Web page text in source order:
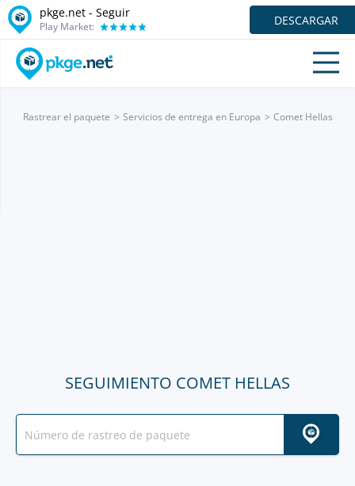
pkge.net - Seguir
Play Market: DESCARGAR
Rastrear el paquete Servicios de entrega en Europa Comet Hellas
SEGUIMIENTO COMET HELLAS